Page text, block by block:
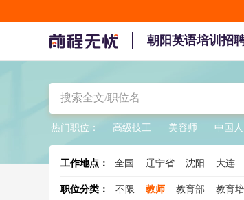
朝阳英语培训招
热门职位： 高级技工 美容师 中国
工作地点： 全国 辽宁省 沈阳 大连
职位分类： 不限 教师 教育部 教育